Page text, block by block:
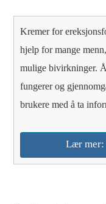
Kremer for
hjelp for mange
mulige bivirkninger.
fungerer og
brukere med å ta
Lær mer: